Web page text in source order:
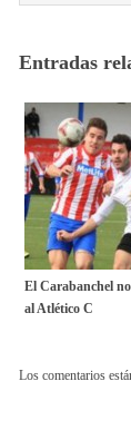
Entradas
El Carabanchel
al Atlético C
Los comentarios